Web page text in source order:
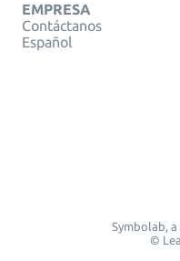
EMPRESA
Contáctanos
Español
Symbolab, a
©